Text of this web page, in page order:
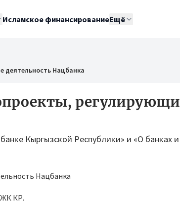
Исламское финансированиеЕщё
деятельность Нацбанка
Кыргызской Республики» и «О банках
ЖК КР.